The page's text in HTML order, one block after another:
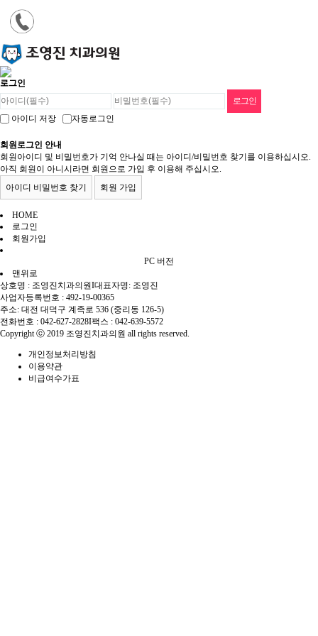
로그인
아이디 저장 자동로그인
회원로그인 안내
회원아이디 및 비밀번호가 기억 안나실 때는 아이디/비밀번호 찾기를 이용하십시오.
아직 회원이 아니시라면 회원으로 가입 후 이용해 주십시오.
아이디 비밀번호 찾기
회원 가입
HOME
로그인
회원가입
PC 버전
맨위로
상호명 : 조영진치과의원I대표자명: 조영진
사업자등록번호 : 492-19-00365
주소: 대전 대덕구 계족로 536 (중리동 126-5)
전화번호 : 042-627-2828I팩스 : 042-639-5572
Copyright ⓒ 2019 조영진치과의원 all rights reserved.
개인정보처리방침
이용약관
비급여수가표